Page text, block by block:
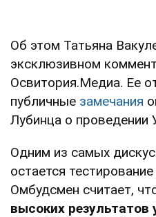
Об этом Татьяна
эксклюзивном
Освитория.Медиа. Ее
публичные замечания
Лубинца о проведении
Одним из самых
остается
Омбудсмен считает,
высоких результатов